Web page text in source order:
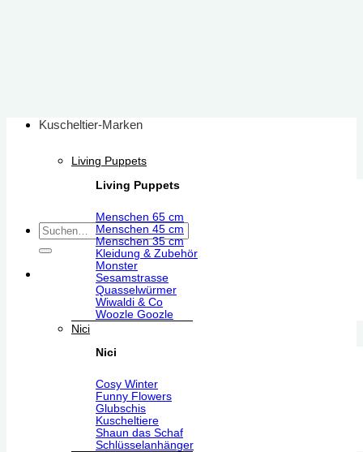
Suchen
nach:
Kuscheltier-Marken
Living Puppets
Living Puppets
Menschen 65 cm
Menschen 45 cm
Menschen 35 cm
Kleidung & Zubehör
Monster
Sesamstrasse
Quasselwürmer
Wiwaldi & Co
Woozle Goozle
Nici
Nici
Cosy Winter
Funny Flowers
Glubschis
Kuscheltiere
Shaun das Schaf
Schlüsselanhänger